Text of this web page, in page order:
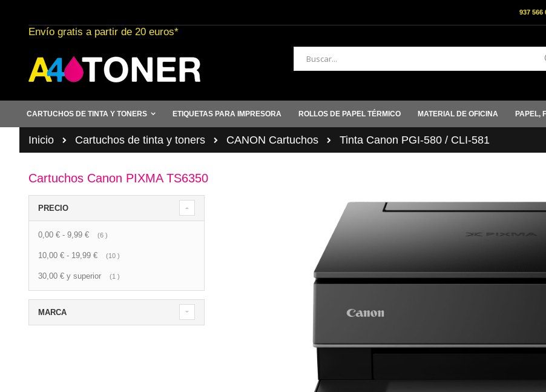
al
contenido
937 566
Envío gratis a partir de 20 euros*
Buscar
CARTUCHOS DE TINTA Y TONERS ETIQUETAS PARA IMPRESORA ROLLOS DE PAPEL TÉRMICO MATERIAL DE OFICINA PAPEL,
Inicio Cartuchos de tinta y toners CANON Cartuchos Tinta Canon PGI-580 / CLI-581
Cartuchos Canon PIXMA TS6350
PRECIO
0,00 € - 9,99 € 6 artículo
10,00 € - 19,99 € 10 artículo
30,00 € y superior 1 artículo
MARCA